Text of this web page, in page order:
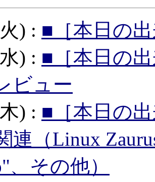
) : ■［本日の
) : ■［本日の
ビュー
) : ■［本日の
連（Linux
、その他）